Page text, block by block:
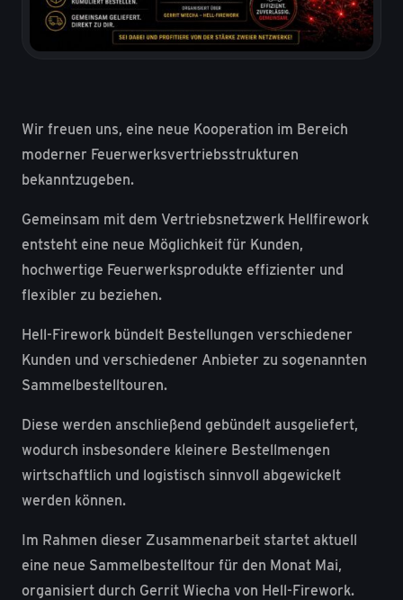
Wir freuen uns, eine neue Kooperation im Bereich
moderner Feuerwerksvertriebsstrukturen
bekanntzugeben.
Gemeinsam mit dem Vertriebsnetzwerk Hellfirework
entsteht eine neue Möglichkeit für Kunden,
hochwertige Feuerwerksprodukte effizienter und
flexibler zu beziehen.
Hell-Firework bündelt Bestellungen verschiedener
Kunden und verschiedener Anbieter zu sogenannten
Sammelbestelltouren.
Diese werden anschließend gebündelt ausgeliefert,
wodurch insbesondere kleinere Bestellmengen
wirtschaftlich und logistisch sinnvoll abgewickelt
werden können.
Im Rahmen dieser Zusammenarbeit startet aktuell
eine neue Sammelbestelltour für den Monat Mai,
organisiert durch Gerrit Wiecha von Hell-Firework.